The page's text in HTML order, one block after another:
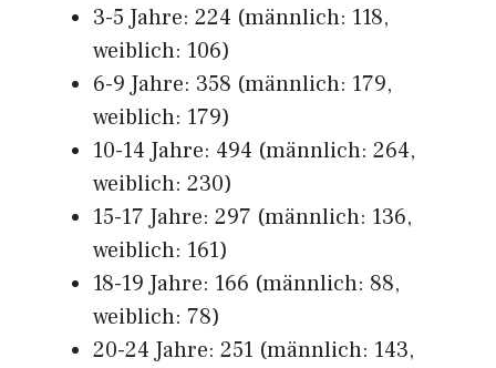
3-5 Jahre: 224 (männlich: 118,
weiblich: 106)
6-9 Jahre: 358 (männlich: 179,
weiblich: 179)
10-14 Jahre: 494 (männlich: 264,
weiblich: 230)
15-17 Jahre: 297 (männlich: 136,
weiblich: 161)
18-19 Jahre: 166 (männlich: 88,
weiblich: 78)
20-24 Jahre: 251 (männlich: 143,